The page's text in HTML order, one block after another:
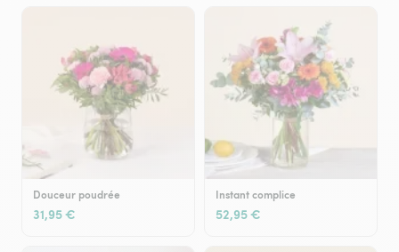
Douceur poudrée
31,95 €
Instant complice
52,95 €